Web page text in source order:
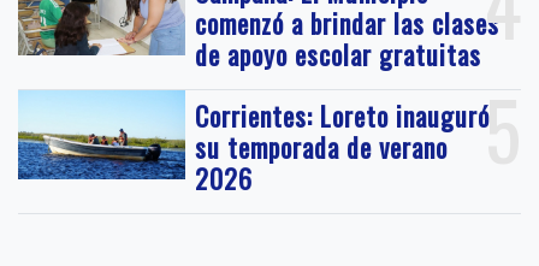
comenzó a brindar las clases
de apoyo escolar gratuitas
5
Corrientes: Loreto inauguró
su temporada de verano
2026